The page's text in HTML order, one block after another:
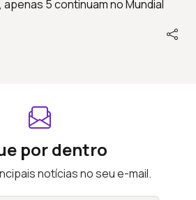
5 continuam no Mundial
por dentro
notícias no seu e-mail.